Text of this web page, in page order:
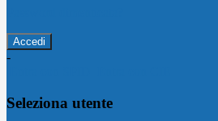
-
Seleziona utente